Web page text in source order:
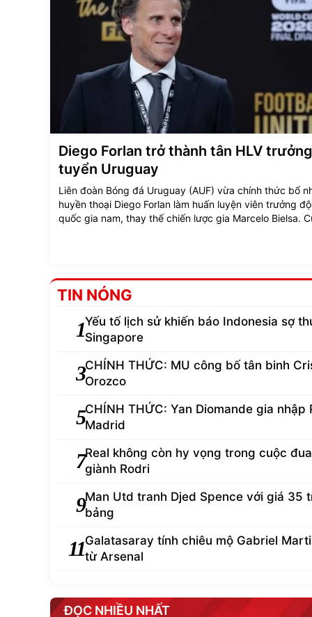
Diego Forlan trở thành tân HLV
tuyển Uruguay
Liên đoàn Bóng đá Uruguay (AUF) vừa chính thức bổ
huyền thoại Diego Forlan làm huấn luyện viên trưởng
quốc gia nam, thay thế chiến lược gia Marcelo Bielsa.
TIN NÓNG
1Yếu tố lịch sử khiến báo Indonesia sợ
Singapore
3CHÍNH THỨC: MU công bố tân binh
Orozco
5CHÍNH THỨC: Yan Diomande gia nhập
Madrid
7Real không còn hy vọng trong cuộc đua
giành Rodri
9Man Utd tranh Djed Spence với giá 35
bảng
11Galatasaray tính chiêu mộ Gabriel
từ Arsenal
ĐỌC NHIỀU NHẤT